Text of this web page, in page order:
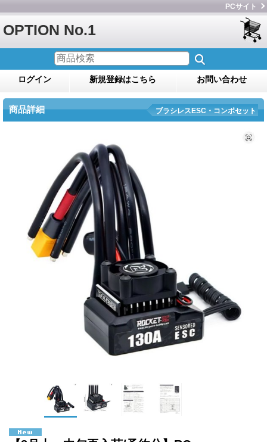
PCサイト
OPTION No.1
ログイン 新規登録はこちら お問い合わせ
商品詳細 ブラシレスESC・コンボセット